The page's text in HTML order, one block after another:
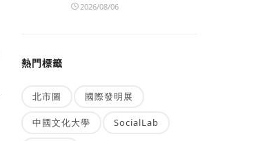
2026/08/06
熱門標籤
北市圖 國際發明展
中國文化大學 SocialLab